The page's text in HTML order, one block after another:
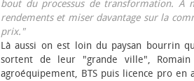
bout du processus de transformation.
rendements et miser davantage sur la
prix."
Là aussi on est loin du paysan bourrin
sortent de leur "grande ville",
agroéquipement, BTS puis licence pro